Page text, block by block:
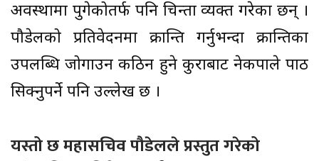
अवस्थामा पुगेकोतर्फ पनि चिन्ता व्यक्त गरेका छन् ।
पौडेलको प्रतिवेदनमा क्रान्ति गर्नुभन्दा क्रान्तिका
उपलब्धि जोगाउन कठिन हुने कुराबाट नेकपाले पाठ
सिक्नुपर्ने पनि उल्लेख छ ।
यस्तो छ महासचिव पौडेलले प्रस्तुत गरेको